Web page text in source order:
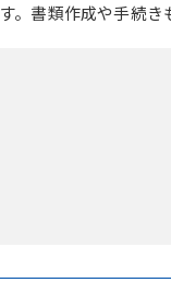
す。書類作成や手続き